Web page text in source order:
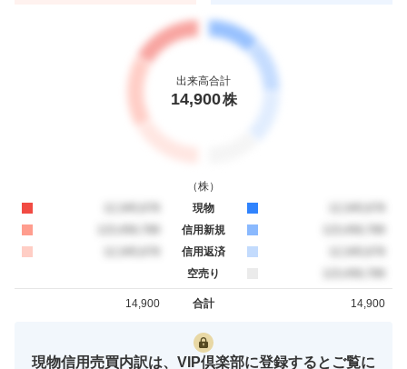
出来高合計
14,900株
（株）
現物
信用新規
信用返済
空売り
合計
14,900 14,900
現物信用売買内訳は、VIP倶楽部に登録するとご覧に